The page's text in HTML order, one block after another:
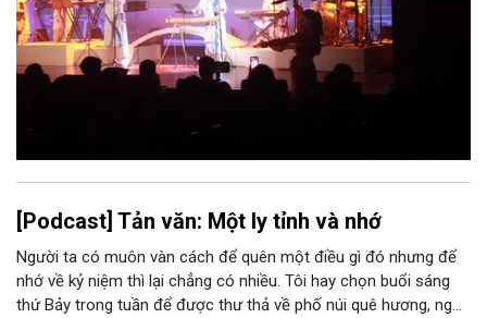
[Podcast] Tản văn: Một ly tỉnh và nhớ
Người ta có muôn vàn cách để quên một điều gì đó nhưng để
nhớ về kỷ niệm thì lại chẳng có nhiều. Tôi hay chọn buổi sáng
thứ Bảy trong tuần để được thư thả về phố núi quê hương, ngồi